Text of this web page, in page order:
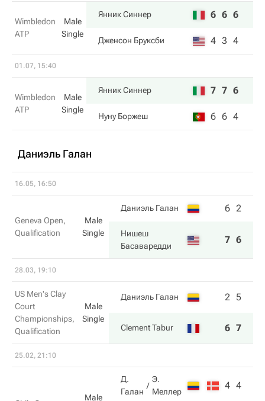
Wimbledon
ATP
Male
Single
Янник Синнер 6 6 6
Дженсон Бруксби 4 3 4
01.07, 15:40
Wimbledon
ATP
Male
Single
Янник Синнер 7 7 6
Нуну Боржеш 6 6 4
Даниэль Галан
16.05, 16:50
Geneva Open,
Qualification
Male
Single
Даниэль Галан 6 2
Нишеш
Басаваредди
7 6
28.03, 19:10
US Men's Clay
Court
Championships,
Qualification
Male
Single
Даниэль Галан 2 5
Clement Tabur 6 7
25.02, 21:10
Male
Д.
Галан
Э.
Меллер
4 4